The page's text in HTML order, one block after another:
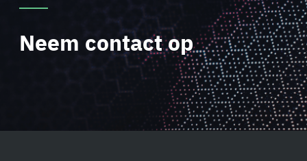
Neem contact op